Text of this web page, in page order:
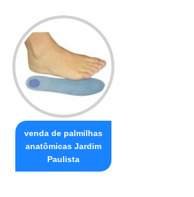
venda de palmilhas
anatômicas Jardim
Paulista